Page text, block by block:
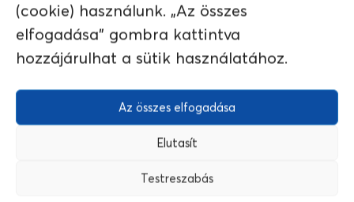
(cookie) használunk. „Az összes
elfogadása" gombra kattintva
hozzájárulhat a sütik használatához.
Az összes elfogadása
Elutasít
Testreszabás